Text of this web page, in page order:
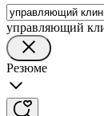
управляющий
Резюме